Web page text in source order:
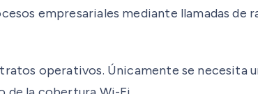
empresariales mediante llamadas de
operativos. Únicamente se necesita